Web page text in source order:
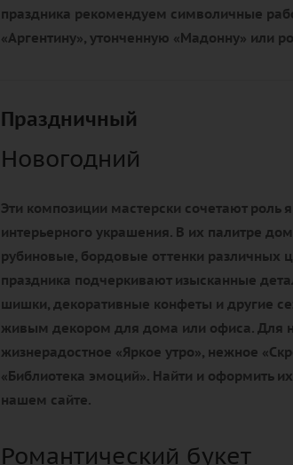
праздника рекомендуем символичные
«Аргентину», утонченную «Мадонну» или
Праздничный
Новогодний
Эти композиции мастерски сочетают роль
интерьерного украшения. В их палитре
рубиновые, бордовые оттенки различных
праздника подчеркивают изысканные
шишки, декоративные конфеты и другие
живым декором для дома или офиса. Для
жизнерадостное «Яркое утро», нежное
«Библиотека эмоций». Найти и оформить
нашем сайте.
Романтический букет